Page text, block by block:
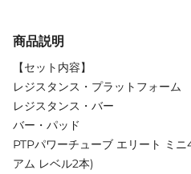
商品説明
【セット内容】
レジスタンス・プラットフォーム
レジスタンス・バー
バー・パッド
PTPパワーチューブ エリート ミ
アム レベル2本)